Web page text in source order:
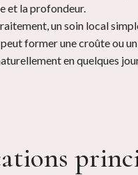
et la profondeur.
un soin local
former une croûte ou
en quelques